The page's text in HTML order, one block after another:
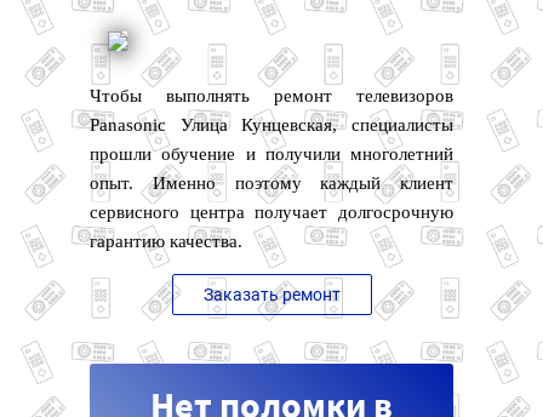
Чтобы выполнять ремонт телевизоров
Panasonic Улица Кунцевская, специалисты
прошли обучение и получили многолетний
опыт. Именно поэтому каждый клиент
сервисного центра получает долгосрочную
гарантию качества.
Заказать ремонт
Нет поломки в